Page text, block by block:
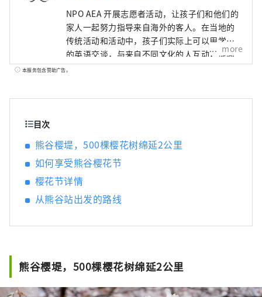
NPO AEA 开展志愿者活动，让孩子们和他们的
家人一起努力指导来自海外的客人。在当地的
传统活动和活动中，孩子们实际上可以用学到
的英语交谈，与来自不同文化的人互动，提高
沟通能力，发展丰富的个性。我想在英语教育
more
本服务包含赞助广告。
目次
熊谷樱堤，500棵樱花树绵延2公里
如何享受熊谷樱花节
樱花节详情
从熊谷站出发的路线
熊谷樱堤，500棵樱花树绵延2公里